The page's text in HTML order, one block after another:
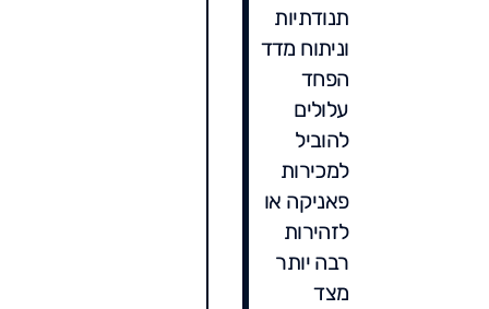
תנודתיות
וניתוח מדד
הפחד
עלולים
להוביל
למכירות
פאניקה או
לזהירות
רבה יותר
מצד